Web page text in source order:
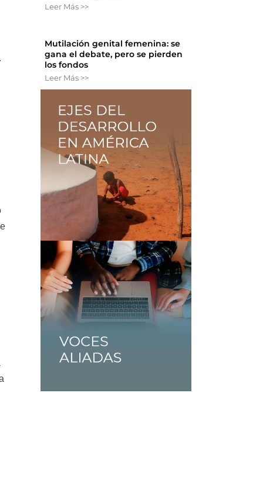
Leer Más >>
Mutilación genital femenina: se
gana el debate, pero se pierden
los fondos
Leer Más >>